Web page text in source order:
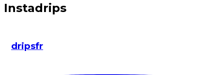
Instadrips
dripsfr